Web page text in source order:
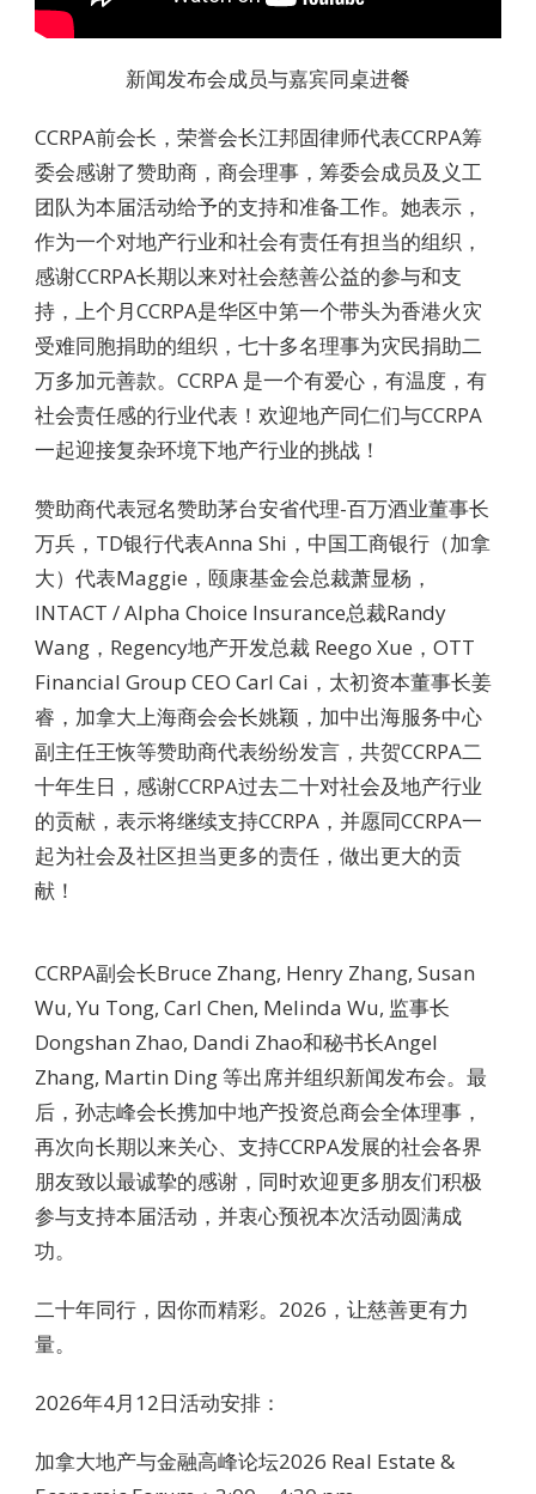
新闻发布会成员与嘉宾同桌进餐
CCRPA前会长，荣誉会长江邦固律师代表CCRPA筹
委会感谢了赞助商，商会理事，筹委会成员及义工
团队为本届活动给予的支持和准备工作。她表示，
作为一个对地产行业和社会有责任有担当的组织，
感谢CCRPA长期以来对社会慈善公益的参与和支
持，上个月CCRPA是华区中第一个带头为香港火灾
受难同胞捐助的组织，七十多名理事为灾民捐助二
万多加元善款。CCRPA 是一个有爱心，有温度，有
社会责任感的行业代表！欢迎地产同仁们与CCRPA
一起迎接复杂环境下地产行业的挑战！
赞助商代表冠名赞助茅台安省代理-百万酒业董事长
万兵，TD银行代表Anna Shi，中国工商银行（加拿
大）代表Maggie，颐康基金会总裁萧显杨，
INTACT / Alpha Choice Insurance总裁Randy
Wang，Regency地产开发总裁 Reego Xue，OTT
Financial Group CEO Carl Cai，太初资本董事长姜
睿，加拿大上海商会会长姚颖，加中出海服务中心
副主任王恢等赞助商代表纷纷发言，共贺CCRPA二
十年生日，感谢CCRPA过去二十对社会及地产行业
的贡献，表示将继续支持CCRPA，并愿同CCRPA一
起为社会及社区担当更多的责任，做出更大的贡
献！
CCRPA副会长Bruce Zhang, Henry Zhang, Susan
Wu, Yu Tong, Carl Chen, Melinda Wu, 监事长
Dongshan Zhao, Dandi Zhao和秘书长Angel
Zhang, Martin Ding 等出席并组织新闻发布会。最
后，孙志峰会长携加中地产投资总商会全体理事，
再次向长期以来关心、支持CCRPA发展的社会各界
朋友致以最诚挚的感谢，同时欢迎更多朋友们积极
参与支持本届活动，并衷心预祝本次活动圆满成
功。
二十年同行，因你而精彩。2026，让慈善更有力
量。
2026年4月12日活动安排：
加拿大地产与金融高峰论坛2026 Real Estate &